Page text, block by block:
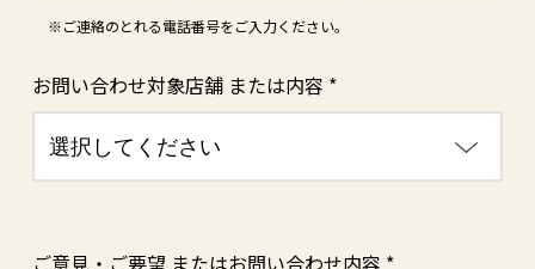
※ご連絡のとれる電話番号をご入力ください。
お問い合わせ対象店舗 または内容 *
ご意見・ご要望 またはお問い合わせ内容 *